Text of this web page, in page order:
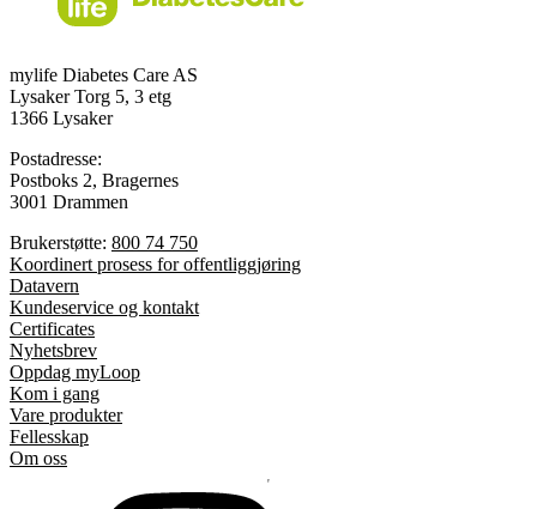
mylife Diabetes Care AS
Lysaker Torg 5, 3 etg
1366 Lysaker
Postadresse:
Postboks 2, Bragernes
3001 Drammen
Brukerstøtte: 800 74 750
Koordinert prosess for offentliggjøring
Datavern
Kundeservice og kontakt
Certificates
Nyhetsbrev
Oppdag myLoop
Kom i gang
Vare produkter
Fellesskap
Om oss